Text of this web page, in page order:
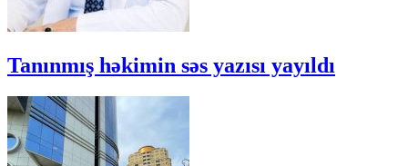
Tanınmış həkimin səs yazısı yayıldı